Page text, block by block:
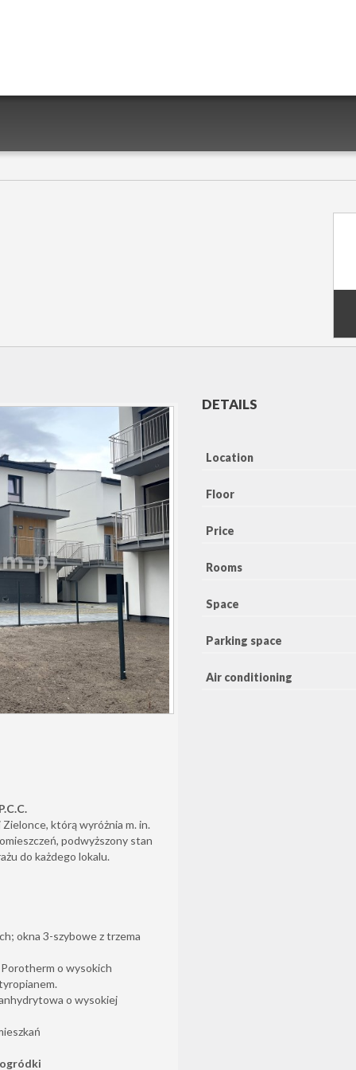
którą wyróżnia m. in.
podwyższony stan
do każdego lokalu.
okna 3-szybowe z trzema
o wysokich
o wysokiej
DETAILS
Location
Floor
Price
Rooms
Space
Parking space
Air conditioning